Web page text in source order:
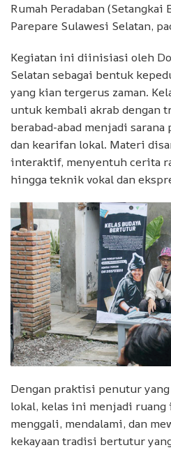
Rumah Peradaban (Setangkai
Parepare Sulawesi Selatan,
Kegiatan ini diinisiasi oleh
Selatan sebagai bentuk
yang kian tergerus zaman.
untuk kembali akrab dengan
berabad-abad menjadi
dan kearifan lokal. Materi
interaktif, menyentuh cerita
hingga teknik vokal dan
Dengan praktisi penutur
lokal, kelas ini menjadi
menggali, mendalami, dan
kekayaan tradisi bertutur